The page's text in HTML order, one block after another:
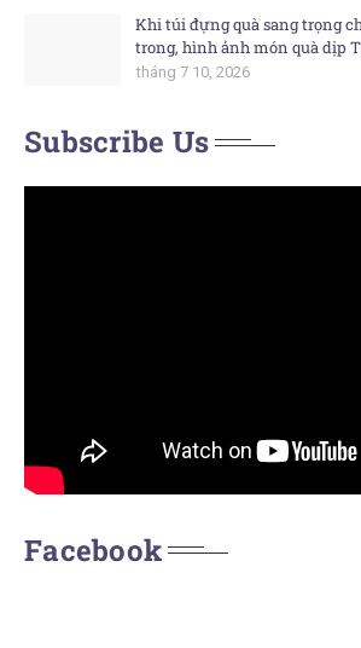
Khi túi đựng quà sang trọng
trong, hình ảnh món quà dịp
tháng 7 10, 2026
Subscribe Us
Facebook